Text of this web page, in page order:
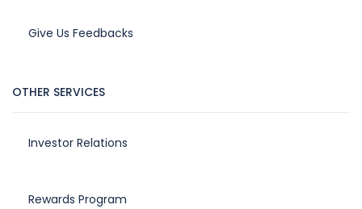
Give Us Feedbacks
OTHER SERVICES
Investor Relations
Rewards Program